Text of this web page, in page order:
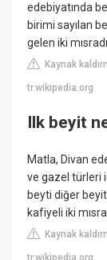
edebiyatında
birimi sayılan
gelen iki
Kaynak
tr.wikipedia.org
Ilk beyit
Matla, Divan
ve gazel türleri
beyti diğer
kafiyeli iki
Kaynak
tr.wikipedia.org